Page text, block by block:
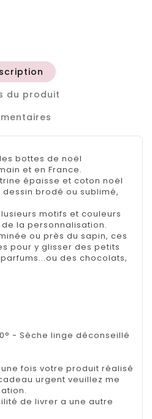
du produit
bottes de noël
et en France.
épaisse et coton noël
brodé ou sublimé,
motifs et couleurs
la personnalisation.
ou près du sapin, ces
pour y glisser des petits
des chocolats,
- Sèche linge déconseillé
fois votre produit réalisé
urgent veuillez me
de livrer a une autre